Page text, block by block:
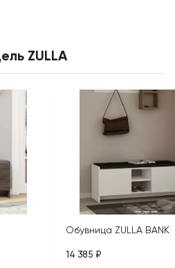
ZULLA
Обувница ZULLA BANK
14 385 ₽